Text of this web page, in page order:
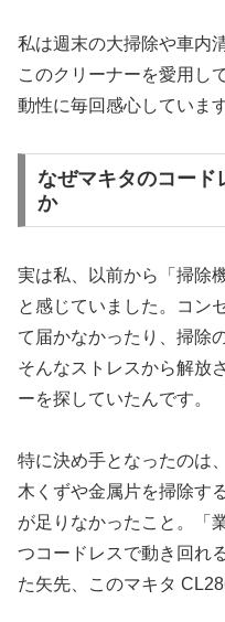
私は週末の大掃除や車内
このクリーナーを愛用し
動性に毎回感心しています
なぜマキタのコード
か
実は私、以前から「掃除
と感じていました。コン
て届かなかったり、掃除
そんなストレスから解放
ーを探していたんです。
特に決め手となったのは
木くずや金属片を掃除す
が足りなかったこと。「
つコードレスで動き回れ
た矢先、このマキタ